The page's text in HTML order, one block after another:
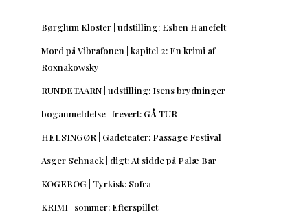
Børglum Kloster | udstilling: Esben Hanefelt
Mord på Vibrafonen | kapitel 2: En krimi af
Roxnakowsky
RUNDETAARN | udstilling: Isens brydninger
boganmeldelse | frevert: GÅ TUR
HELSINGØR | Gadeteater: Passage Festival
Asger Schnack | digt: At sidde på Palæ Bar
KOGEBOG | Tyrkisk: Sofra
KRIMI | sommer: Efterspillet